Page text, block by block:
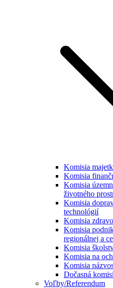
Komisia
Komisia
Komisia
životného
Komisia
technológií
Komisia
Komisia
regionálnej a
Komisia
Komisia na
Komisia
Dočasná
Voľby/Referendum